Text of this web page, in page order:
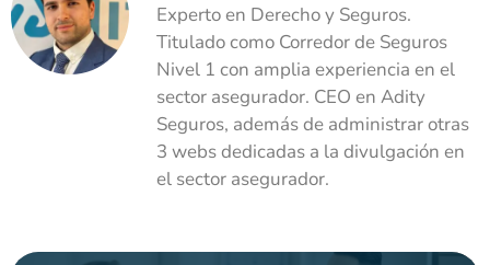
Experto en Derecho y Seguros.
Titulado como Corredor de Seguros
Nivel 1 con amplia experiencia en el
sector asegurador. CEO en Adity
Seguros, además de administrar otras
3 webs dedicadas a la divulgación en
el sector asegurador.